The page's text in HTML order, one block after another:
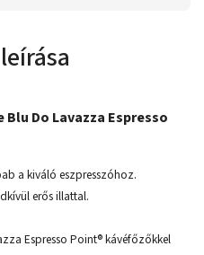
Do Lavazza Espresso
a kiváló eszpresszóhoz.
erős illattal.
Espresso Point® kávéfőzőkkel